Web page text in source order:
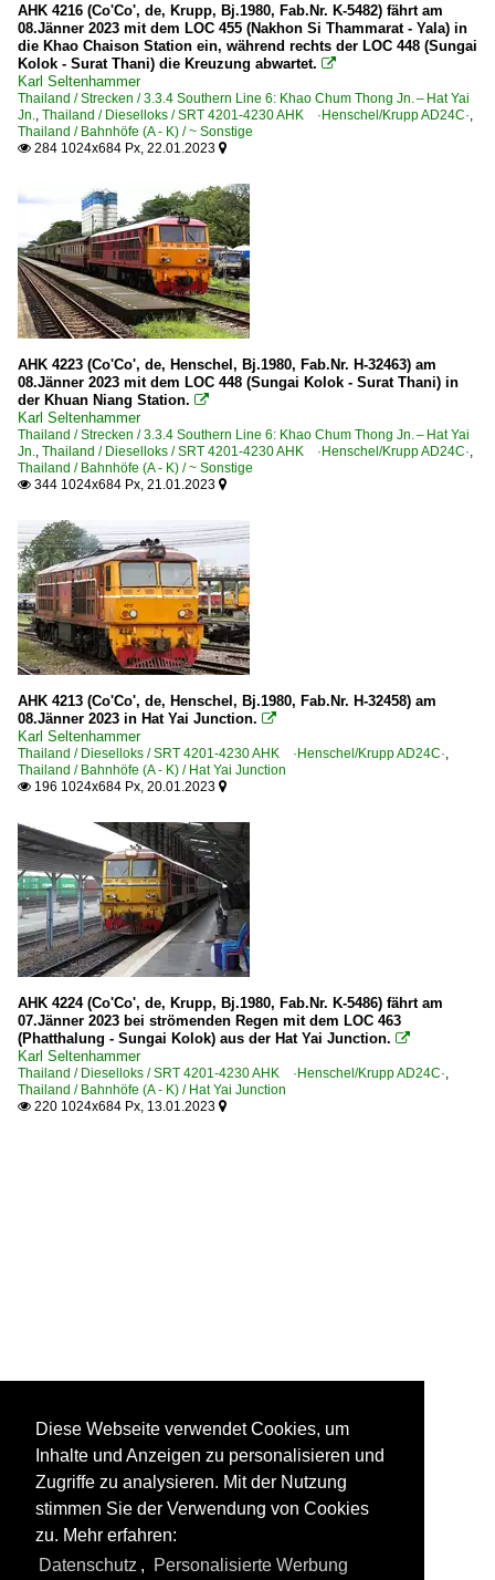
AHK 4216 (Co'Co', de, Krupp, Bj.1980, Fab.Nr. K-5482) fährt am
08.Jänner 2023 mit dem LOC 455 (Nakhon Si Thammarat - Yala) in
die Khao Chaison Station ein, während rechts der LOC 448 (Sungai
Kolok - Surat Thani) die Kreuzung abwartet. 
Karl Seltenhammer
Thailand / Strecken / 3.3.4 Southern Line 6: Khao Chum Thong Jn. – Hat Yai
Jn.
Thailand / Dieselloks / SRT 4201-4230 AHK ·Henschel/Krupp AD24C·
Thailand / Bahnhöfe (A - K) / ~ Sonstige
 284 1024x684 Px, 22.01.2023 
AHK 4223 (Co'Co', de, Henschel, Bj.1980, Fab.Nr. H-32463) am
08.Jänner 2023 mit dem LOC 448 (Sungai Kolok - Surat Thani) in
der Khuan Niang Station. 
Karl Seltenhammer
Thailand / Strecken / 3.3.4 Southern Line 6: Khao Chum Thong Jn. – Hat Yai
Jn.
Thailand / Dieselloks / SRT 4201-4230 AHK ·Henschel/Krupp AD24C·
Thailand / Bahnhöfe (A - K) / ~ Sonstige
 344 1024x684 Px, 21.01.2023 
AHK 4213 (Co'Co', de, Henschel, Bj.1980, Fab.Nr. H-32458) am
08.Jänner 2023 in Hat Yai Junction. 
Karl Seltenhammer
Thailand / Dieselloks / SRT 4201-4230 AHK ·Henschel/Krupp AD24C·
Thailand / Bahnhöfe (A - K) / Hat Yai Junction
 196 1024x684 Px, 20.01.2023 
AHK 4224 (Co'Co', de, Krupp, Bj.1980, Fab.Nr. K-5486) fährt am
07.Jänner 2023 bei strömenden Regen mit dem LOC 463
(Phatthalung - Sungai Kolok) aus der Hat Yai Junction. 
Karl Seltenhammer
Thailand / Dieselloks / SRT 4201-4230 AHK ·Henschel/Krupp AD24C·
Thailand / Bahnhöfe (A - K) / Hat Yai Junction
 220 1024x684 Px, 13.01.2023 
Diese Webseite verwendet Cookies, um
Inhalte und Anzeigen zu personalisieren und
Zugriffe zu analysieren. Mit der Nutzung
stimmen Sie der Verwendung von Cookies
zu. Mehr erfahren:
Datenschutz , Personalisierte Werbung